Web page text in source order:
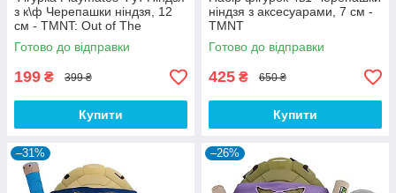
з к\ф Черепашки ніндзя, 12
см - TMNT: Out of The
Shadows
Готово до відправки
199 ₴ 399 ₴
Купити
ніндзя з аксесуарами, 7 см -
TMNT
Готово до відправки
425 ₴ 650 ₴
Купити
–31% –26%